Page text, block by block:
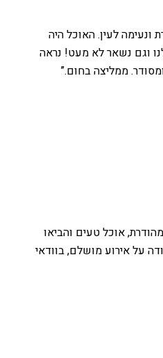
ונעימה לעין. האוכל היה
וגם נשאר לא מעט! נראה
ממליצה בחום.”
אוכל טעים והביאו
על אירוע מושלם, בוודאי